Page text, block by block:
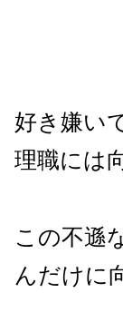
好き嫌い
理職には
この不遜
んだけに